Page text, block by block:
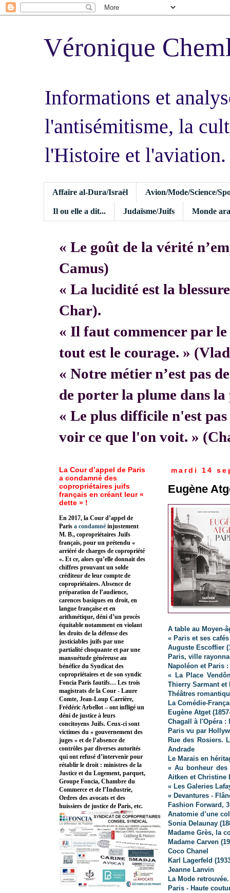
Véronique
Informations et
l'antisémitisme, la
l'Histoire et l'aviation.
Affaire al-Dura/Israël Avion/Mode/Science/
Il ou elle a dit... Judaïsme/Juifs Monde
« Le goût de la vérité
Camus)
« La lucidité est la
Char).
« Il faut commencer par le
tout est le courage. »
« Notre métier n’est pas
de porter la plume dans
« Le plus difficile n'est
voir ce que l'on voit. »
mardi 14
Eugène
A table au Moyen-
« Paris et ses
Auguste Escoffier
Paris, ville
Napoléon et Paris
« La Place
Thierry Sarmant et
Théâtres
La Comédie-
Eugène Atget
Chagall à l'Opéra :
Paris vu par
Rue des Rosiers.
Andrade
Le Marais en
« Au bonheur
Aitken et Christine
« Les Galeries
« Devantures -
Fashion Forward,
Anatomie d’une
Sonia Delaunay
Madame Grès, la
Madame Carven
Coco Chanel
Karl Lagerfeld
Jeanne Lanvin
La Mode
Paris - Haute
La Cour d’appel de Paris
a condamné des
copropriétaires juifs
français en créant leur «
dette » !
En 2017, la Cour d’appel de
Paris a condamné injustement
M. B., copropriétaires Juifs
français, pour un prétendu «
arriéré de charges de copropriété
». Et ce, alors qu’elle donnait des
chiffres prouvant un solde
créditeur de leur compte de
copropriétaires. Absence de
préparation de l’audience,
carences basiques en droit, en
langue française et en
arithmétique, déni d’un procès
équitable notamment en violant
les droits de la défense des
justiciables juifs par une
partialité choquante et par une
mansuétude généreuse au
bénéfice du Syndicat des
copropriétaires et de son syndic
Foncia Paris fautifs… Les trois
magistrats de la Cour - Laure
Comte, Jean-Loup Carrière,
Frédéric Arbellot – ont infligé un
déni de justice à leurs
concitoyens Juifs. Ceux-ci sont
victimes du « gouvernement des
juges » et de l’absence de
contrôles par diverses autorités
qui ont refusé d’intervenir pour
rétablir le droit : ministres de la
Justice et du Logement, parquet,
Groupe Foncia, Chambre du
Commerce et de l’Industrie,
Ordres des avocats et des
huissiers de justice de Paris, etc.